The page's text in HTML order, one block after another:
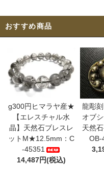
おすすめ商品
g300円ヒマラヤ産★
【エレスチャル水
晶】天然石ブレスレ
ットM★12.5mm：C
-45351
14,487円(税込)
龍彫
オブ
天然
OB-